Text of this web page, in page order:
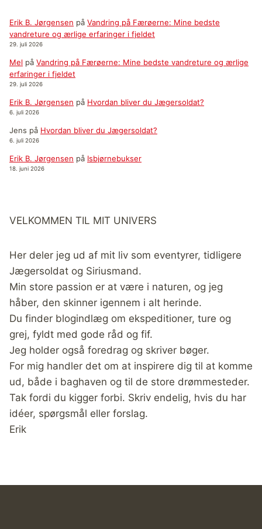
Erik B. Jørgensen på Vandring på Færøerne: Mine bedste
vandreture og ærlige erfaringer i fjeldet
29. juli 2026
Mel på Vandring på Færøerne: Mine bedste vandreture og ærlige
erfaringer i fjeldet
29. juli 2026
Erik B. Jørgensen på Hvordan bliver du Jægersoldat?
6. juli 2026
Jens på Hvordan bliver du Jægersoldat?
6. juli 2026
Erik B. Jørgensen på Isbjørnebukser
18. juni 2026
VELKOMMEN TIL MIT UNIVERS
Her deler jeg ud af mit liv som eventyrer, tidligere
Jægersoldat og Siriusmand.
Min store passion er at være i naturen, og jeg
håber, den skinner igennem i alt herinde.
Du finder blogindlæg om ekspeditioner, ture og
grej, fyldt med gode råd og fif.
Jeg holder også foredrag og skriver bøger.
For mig handler det om at inspirere dig til at komme
ud, både i baghaven og til de store drømmesteder.
Tak fordi du kigger forbi. Skriv endelig, hvis du har
idéer, spørgsmål eller forslag.
Erik